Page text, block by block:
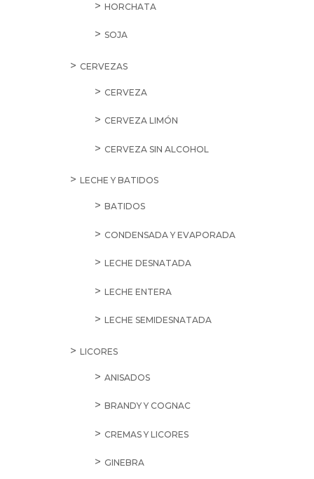
HORCHATA
SOJA
CERVEZAS
CERVEZA
CERVEZA LIMÓN
CERVEZA SIN ALCOHOL
LECHE Y BATIDOS
BATIDOS
CONDENSADA Y EVAPORADA
LECHE DESNATADA
LECHE ENTERA
LECHE SEMIDESNATADA
LICORES
ANISADOS
BRANDY Y COGNAC
CREMAS Y LICORES
GINEBRA